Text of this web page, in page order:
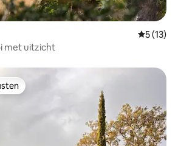
5 (13)
met uitzicht